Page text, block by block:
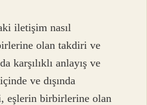
iletişim nasıl
olan takdiri ve
karşılıklı anlayış ve
ve dışında
eşlerin birbirlerine olan